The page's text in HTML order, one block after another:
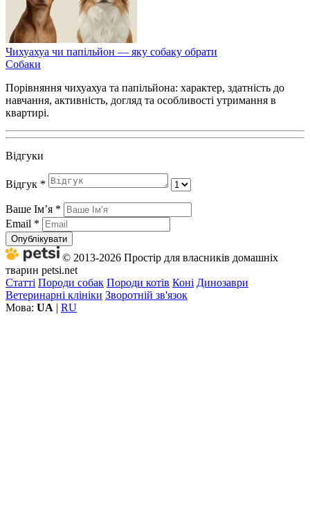
Чихуахуа чи папільйон — яку собаку обрати
Собаки
Порівняння чихуахуа та папільйона: характер, здатність до
навчання, активність, догляд та особливості утримання в
квартирі.
Відгуки
Відгук *
Ваше Імʼя *
Email *
Опублікувати
© 2013-2026 Простір для власників домашніх
тварин petsi.net
Статті Породи собак Породи котів Коні Динозаври
Ветеринарні клініки Зворотній зв'язок
Мова: UA | RU